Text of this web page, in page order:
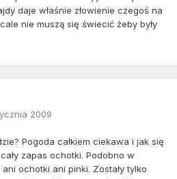
daje właśnie złowienie czegoś na
nie muszą się świecić żeby były
2009
Pogoda całkiem ciekawa i jak się
zapas ochotki. Podobno w
ochotki ani pinki. Zostały tylko